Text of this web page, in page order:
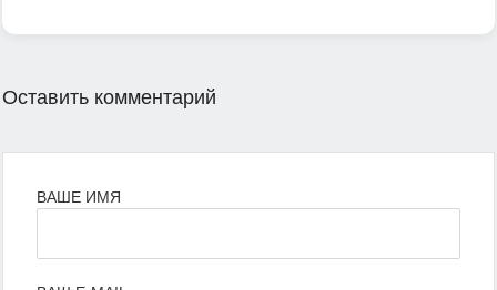
Оставить комментарий
ВАШЕ ИМЯ